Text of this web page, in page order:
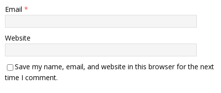
Email *
Website
Save my name, email, and website in this browser for the next
time I comment.